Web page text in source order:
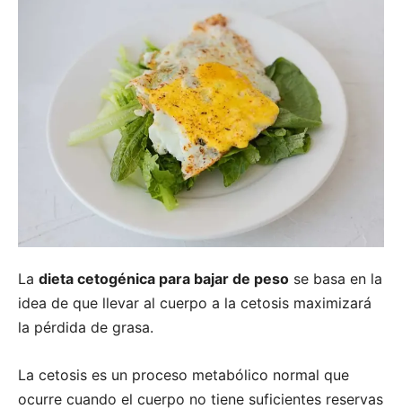
La dieta cetogénica para bajar de peso se basa en la
idea de que llevar al cuerpo a la cetosis maximizará
la pérdida de grasa.
La cetosis es un proceso metabólico normal que
ocurre cuando el cuerpo no tiene suficientes reservas